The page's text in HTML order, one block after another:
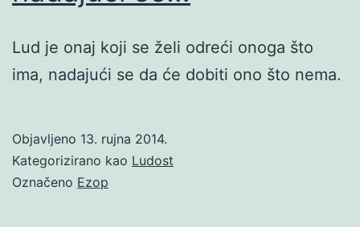
Lud je onaj koji se želi odreći onoga što
ima, nadajući se da će dobiti ono što nema.
Objavljeno 13. rujna 2014.
Kategorizirano kao Ludost
Označeno Ezop